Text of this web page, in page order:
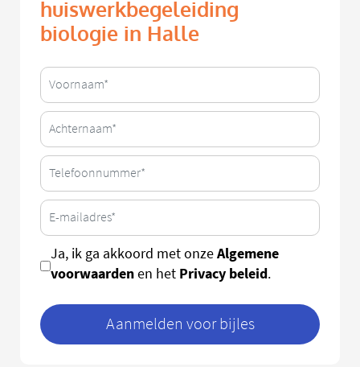
huiswerkbegeleiding
biologie in Halle
Ja, ik ga akkoord met onzeAlgemene
voorwaardenen het Privacy beleid.
Aanmelden voor bijles